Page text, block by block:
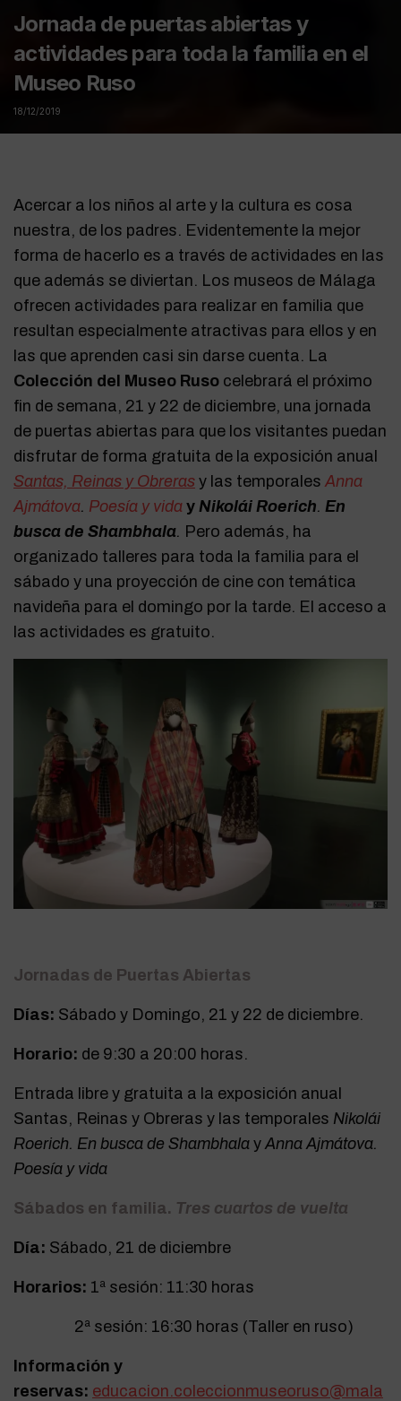
Jornada de puertas abiertas y
actividades para toda la familia en el
Museo Ruso
18/12/2019
Acercar a los niños al arte y la cultura es cosa
nuestra, de los padres. Evidentemente la mejor
forma de hacerlo es a través de actividades en las
que además se diviertan. Los museos de Málaga
ofrecen actividades para realizar en familia que
resultan especialmente atractivas para ellos y en
las que aprenden casi sin darse cuenta. La
Colección del Museo Ruso celebrará el próximo
fin de semana, 21 y 22 de diciembre, una jornada
de puertas abiertas para que los visitantes puedan
disfrutar de forma gratuita de la exposición anual
Santas, Reinas y Obreras y las temporalesAnna
Ajmátova. Poesía y vida yNikolái Roerich. En
busca de Shambhala. Pero además, ha
organizado talleres para toda la familia para el
sábado y una proyección de cine con temática
navideña para el domingo por la tarde. El acceso a
las actividades es gratuito.
Jornadas de Puertas Abiertas
Días: Sábado y Domingo, 21 y 22 de diciembre.
Horario: de 9:30 a 20:00 horas.
Entrada libre y gratuita a la exposición anual
Santas, Reinas y Obreras y las temporales Nikolái
Roerich. En busca de Shambhala yAnna Ajmátova.
Poesía y vida
Sábados en familia. Tres cuartos de vuelta
Día: Sábado, 21 de diciembre
Horarios: 1ª sesión: 11:30 horas
2ª sesión: 16:30 horas (Taller en ruso)
Información y
reservas: educacion.coleccionmuseoruso@mala